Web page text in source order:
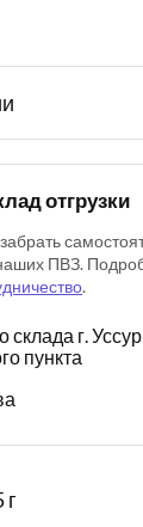
отгрузки
ПВЗ.
.
склада г.
пункта
г